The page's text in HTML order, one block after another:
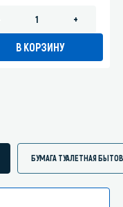
+
В КОРЗИНУ
БУМАГА ТУАЛЕТНАЯ